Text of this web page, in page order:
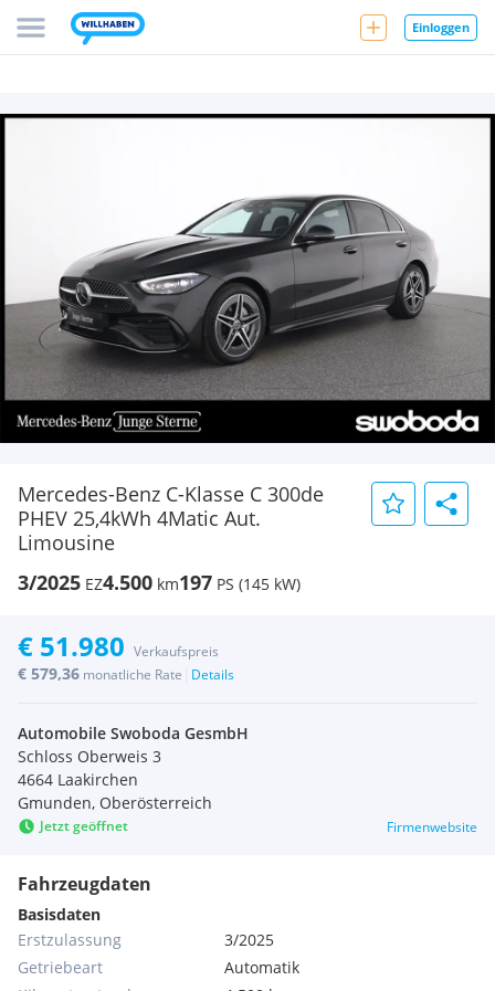
Einloggen
Mercedes-Benz C-Klasse C 300de
PHEV 25,4kWh 4Matic Aut.
Limousine
3/2025 EZ4.500 km197 PS (145 kW)
€ 51.980 Verkaufspreis
€ 579,36 monatliche Rate Details
Automobile Swoboda GesmbH
Schloss Oberweis 3
4664 Laakirchen
Gmunden, Oberösterreich
Jetzt geöffnet Firmenwebsite
Fahrzeugdaten
Basisdaten
Erstzulassung
3/2025
Getriebeart
Automatik